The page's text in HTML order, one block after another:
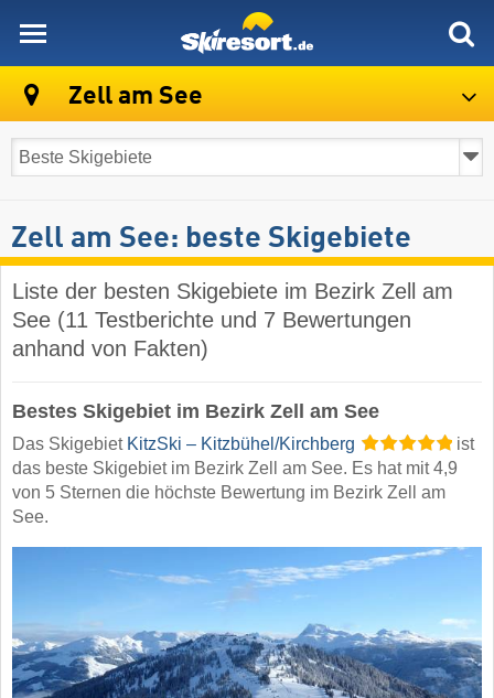
Zell am See
Zell am See: beste Skigebiete
Liste der besten Skigebiete im Bezirk Zell am
See (11 Testberichte und 7 Bewertungen
anhand von Fakten)
Bestes Skigebiet im Bezirk Zell am See
Das Skigebiet KitzSki – Kitzbühel/​Kirchberg
ist
das beste Skigebiet im Bezirk Zell am See. Es hat mit 4,9
von 5 Sternen die höchste Bewertung im Bezirk Zell am
See.